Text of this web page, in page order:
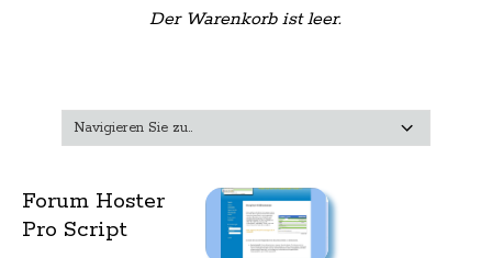
Der Warenkorb ist leer.
Forum Hoster
Pro Script